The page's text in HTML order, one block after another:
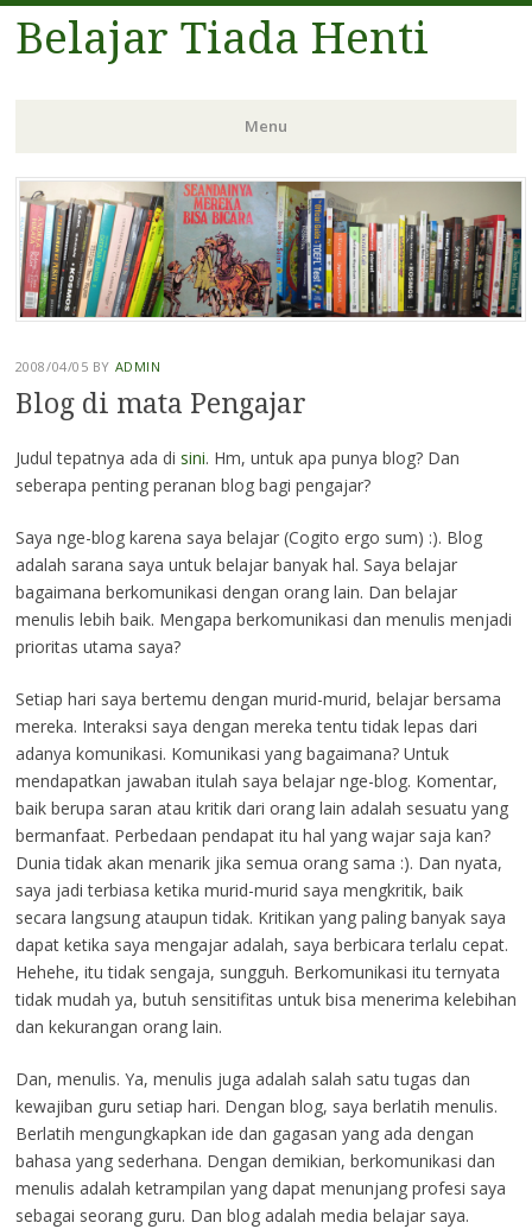
Belajar Tiada Henti
Menu
Skip
to
content
2008/04/05 BY ADMIN
Blog di mata Pengajar
Judul tepatnya ada di sini. Hm, untuk apa punya blog? Dan
seberapa penting peranan blog bagi pengajar?
Saya nge-blog karena saya belajar (Cogito ergo sum) :). Blog
adalah sarana saya untuk belajar banyak hal. Saya belajar
bagaimana berkomunikasi dengan orang lain. Dan belajar
menulis lebih baik. Mengapa berkomunikasi dan menulis menjadi
prioritas utama saya?
Setiap hari saya bertemu dengan murid-murid, belajar bersama
mereka. Interaksi saya dengan mereka tentu tidak lepas dari
adanya komunikasi. Komunikasi yang bagaimana? Untuk
mendapatkan jawaban itulah saya belajar nge-blog. Komentar,
baik berupa saran atau kritik dari orang lain adalah sesuatu yang
bermanfaat. Perbedaan pendapat itu hal yang wajar saja kan?
Dunia tidak akan menarik jika semua orang sama :). Dan nyata,
saya jadi terbiasa ketika murid-murid saya mengkritik, baik
secara langsung ataupun tidak. Kritikan yang paling banyak saya
dapat ketika saya mengajar adalah, saya berbicara terlalu cepat.
Hehehe, itu tidak sengaja, sungguh. Berkomunikasi itu ternyata
tidak mudah ya, butuh sensitifitas untuk bisa menerima kelebihan
dan kekurangan orang lain.
Dan, menulis. Ya, menulis juga adalah salah satu tugas dan
kewajiban guru setiap hari. Dengan blog, saya berlatih menulis.
Berlatih mengungkapkan ide dan gagasan yang ada dengan
bahasa yang sederhana. Dengan demikian, berkomunikasi dan
menulis adalah ketrampilan yang dapat menunjang profesi saya
sebagai seorang guru. Dan blog adalah media belajar saya.